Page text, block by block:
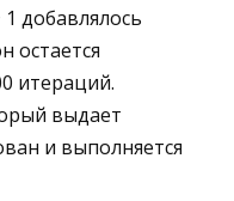
добавлялось
остается
итераций.
выдает
и выполняется